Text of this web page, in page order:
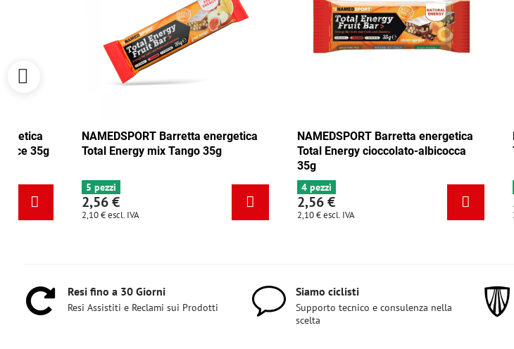
NAMEDSPORT Barretta energetica
Total Energy mirtillo rosso-noce 35g
6+ pezzi
2,56 €
escl. IVA
NAMEDSPORT Barretta energetica
Total Energy mix Tango 35g
5 pezzi
2,56 €
escl. IVA
Total
4 pezzi
2,56 €
Resi fino a 30 Giorni
Resi Assistiti e Reclami sui Prodotti
Siamo ciclisti
Supporto tecnico e consulenza nella
scelta